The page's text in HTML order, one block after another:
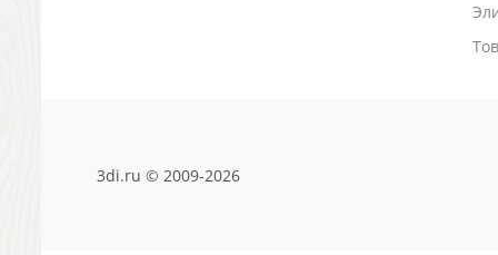
Визитницы настольные
3di.ru © 2009-2026